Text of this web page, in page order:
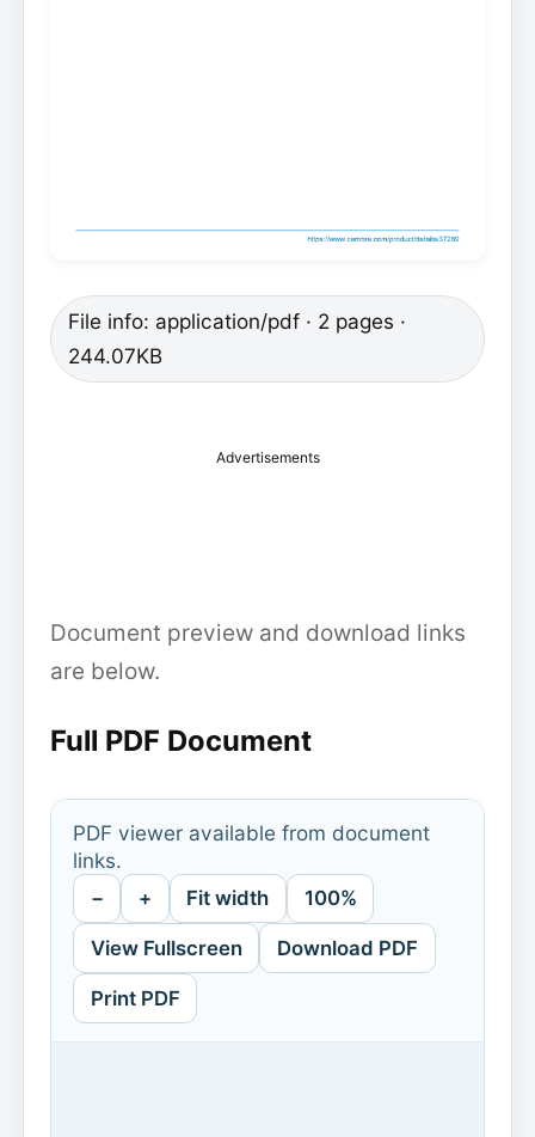
File info: application/pdf · 2 pages ·
244.07KB
Advertisements
Document preview and download links
are below.
Full PDF Document
PDF viewer available from document
links.
− + Fit width 100%
View Fullscreen Download PDF
Print PDF